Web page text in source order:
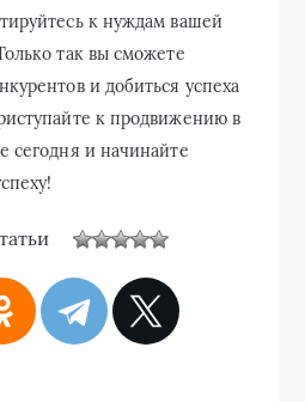
к нуждам вашей
так вы сможете
и добиться успеха
к продвижению в
сегодня и начинайте